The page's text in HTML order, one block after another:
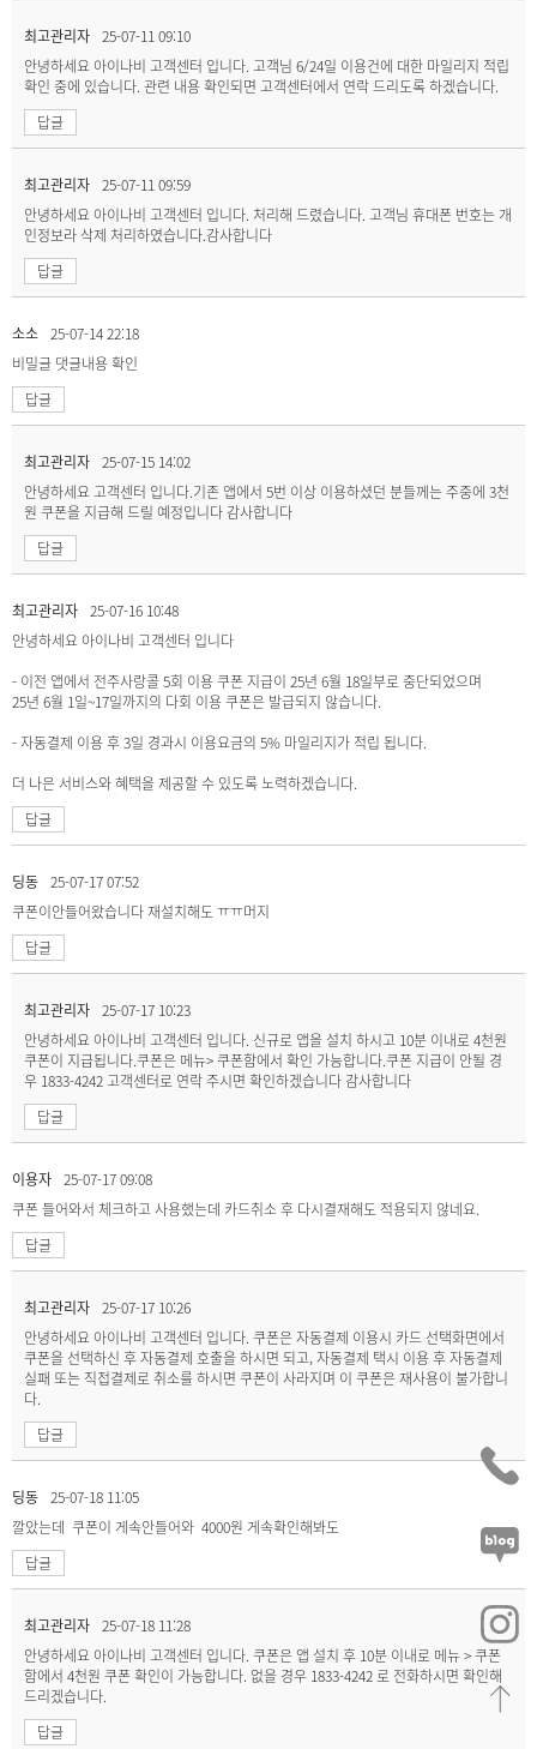
최고관리자 25-07-11 09:10
안녕하세요 아이나비 고객센터 입니다. 고객님 6/24일 이용건에 대한 마일리지 적립
확인 중에 있습니다. 관련 내용 확인되면 고객센터에서 연락 드리도록 하겠습니다.
답글
최고관리자 25-07-11 09:59
안녕하세요 아이나비 고객센터 입니다. 처리해 드렸습니다. 고객님 휴대폰 번호는 개
인정보라 삭제 처리하였습니다.감사합니다
답글
소소 25-07-14 22:18
비밀글 댓글내용 확인
답글
최고관리자 25-07-15 14:02
안녕하세요 고객센터 입니다.기존 앱에서 5번 이상 이용하셨던 분들께는 주중에 3천
원 쿠폰을 지급해 드릴 예정입니다 감사합니다
답글
최고관리자 25-07-16 10:48
안녕하세요 아이나비 고객센터 입니다
- 이전 앱에서 전주사랑콜 5회 이용 쿠폰 지급이 25년 6월 18일부로 중단되었으며
25년 6월 1일~17일까지의 다회 이용 쿠폰은 발급되지 않습니다.
- 자동결제 이용 후 3일 경과시 이용요금의 5% 마일리지가 적립 됩니다.
더 나은 서비스와 혜택을 제공할 수 있도록 노력하겠습니다.
답글
딩동 25-07-17 07:52
쿠폰이안들어왔습니다 재설치해도 ㅠㅠ머지
답글
최고관리자 25-07-17 10:23
안녕하세요 아이나비 고객센터 입니다. 신규로 앱을 설치 하시고 10분 이내로 4천원
쿠폰이 지급됩니다.쿠폰은 메뉴> 쿠폰함에서 확인 가능합니다.쿠폰 지급이 안될 경
우 1833-4242 고객센터로 연락 주시면 확인하겠습니다 감사합니다
답글
이용자 25-07-17 09:08
쿠폰 들어와서 체크하고 사용했는데 카드취소 후 다시결재해도 적용되지 않네요.
답글
최고관리자 25-07-17 10:26
안녕하세요 아이나비 고객센터 입니다. 쿠폰은 자동결제 이용시 카드 선택화면에서
쿠폰을 선택하신 후 자동결제 호출을 하시면 되고, 자동결제 택시 이용 후 자동결제
실패 또는 직접결제로 취소를 하시면 쿠폰이 사라지며 이 쿠폰은 재사용이 불가합니
다.
답글
딩동 25-07-18 11:05
깔았는데 쿠폰이 게속안들어와 4000원 게속확인해봐도
답글
최고관리자 25-07-18 11:28
안녕하세요 아이나비 고객센터 입니다. 쿠폰은 앱 설치 후 10분 이내로 메뉴 > 쿠폰
함에서 4천원 쿠폰 확인이 가능합니다. 없을 경우 1833-4242 로 전화하시면 확인해
드리겠습니다.
답글